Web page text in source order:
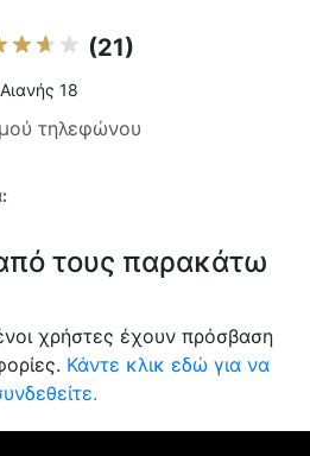
(21)
18
τηλεφώνου
τους παρακάτω
χρήστες έχουν πρόσβαση
Κάντε κλικ εδώ για να